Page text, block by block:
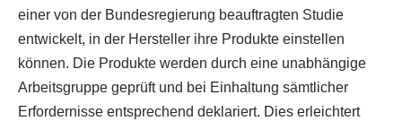
einer von der Bundesregierung beauftragten Studie
entwickelt, in der Hersteller ihre Produkte einstellen
können. Die Produkte werden durch eine unabhängige
Arbeitsgruppe geprüft und bei Einhaltung sämtlicher
Erfordernisse entsprechend deklariert. Dies erleichtert